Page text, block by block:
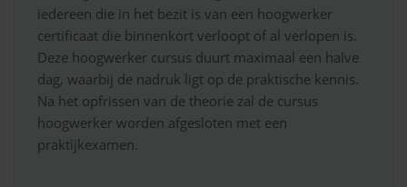
iedereen die in het bezit is van een hoogwerker
certificaat die binnenkort verloopt of al verlopen is.
Deze hoogwerker cursus duurt maximaal een halve
dag, waarbij de nadruk ligt op de praktische kennis.
Na het opfrissen van de theorie zal de cursus
hoogwerker worden afgesloten met een
praktijkexamen.